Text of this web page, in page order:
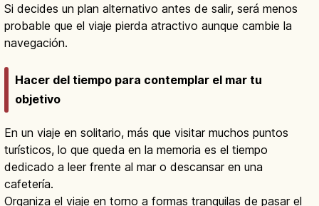
Si decides un plan alternativo antes de salir, será menos
probable que el viaje pierda atractivo aunque cambie la
navegación.
Hacer del tiempo para contemplar el mar tu
objetivo
En un viaje en solitario, más que visitar muchos puntos
turísticos, lo que queda en la memoria es el tiempo
dedicado a leer frente al mar o descansar en una
cafetería.
Organiza el viaje en torno a formas tranquilas de pasar el